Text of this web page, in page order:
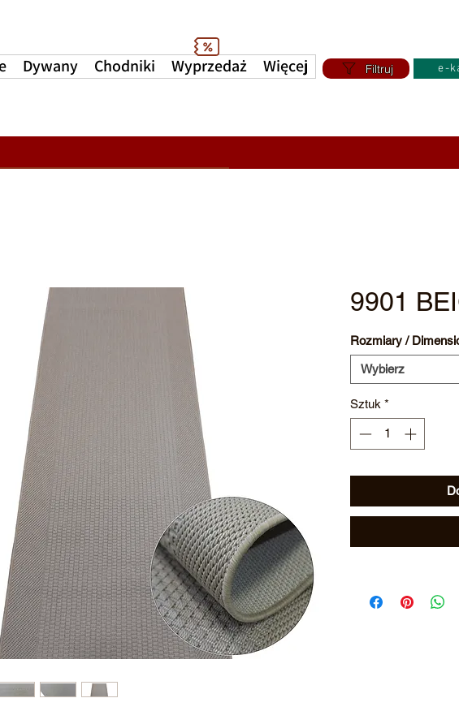
Dywany Chodniki Wyprzedaż Więcej Filtruj e-
9901
Rozmiary /
Wybierz
Sztuk *